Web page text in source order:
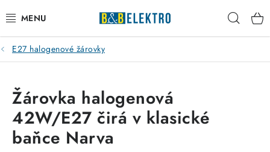
na
obsah
Reklamace / Vrácení zboží
Kontakty
VYTÁPĚNÍ
E27 halogenové žárovky
Žárovka halogenová
42W/E27 čirá v klasické
baňce Narva